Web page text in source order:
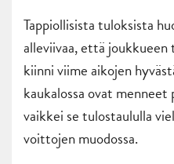
Tappiollisista tuloksista
alleviivaa, että
kiinni viime aikojen
kaukalossa ovat menneet
vaikkei se tulostaululla
voittojen muodossa.